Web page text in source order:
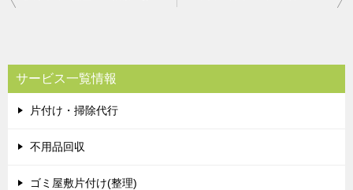
ビ
ゲ
ー
シ
サービス一覧情報
片付け・掃除代行
不用品回収
ゴミ屋敷片付け(整理)